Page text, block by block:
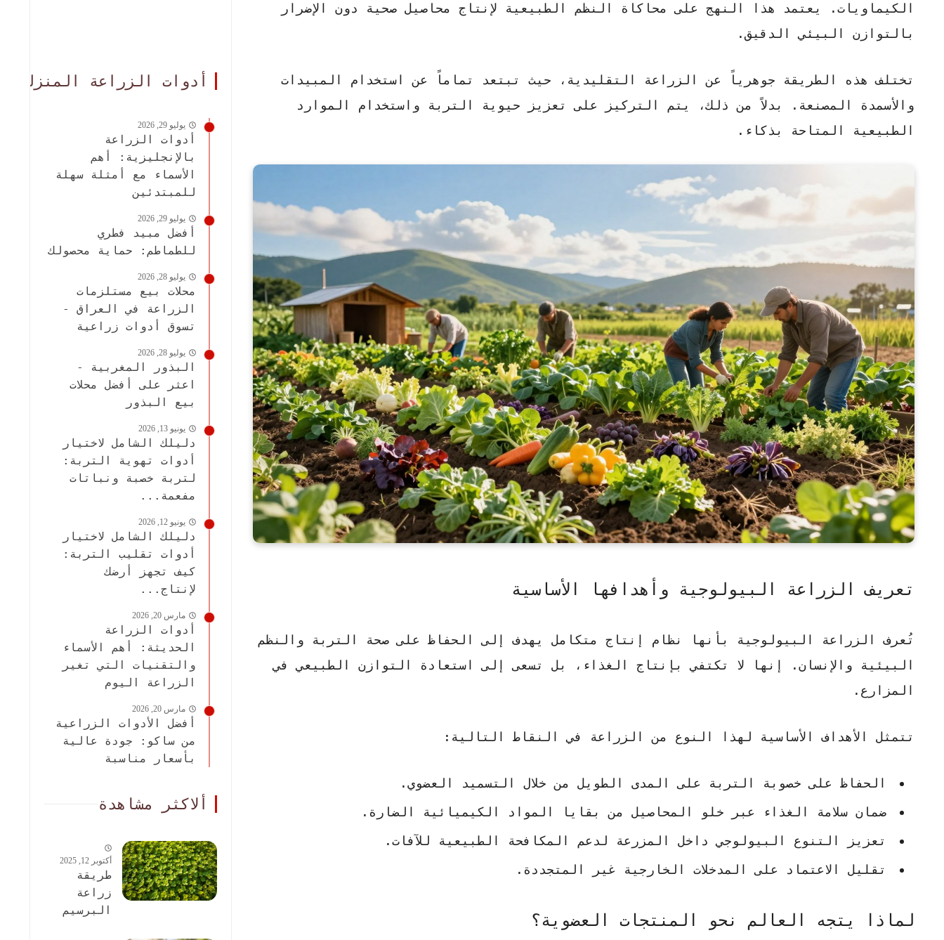
الكيماويات. يعتمد هذا النهج على محاكاة النظم الطبيعية لإنتاج محاصيل صحية دون الإضرار
بالتوازن البيئي الدقيق.
تختلف هذه الطريقة جوهرياً عن الزراعة التقليدية، حيث تبتعد تماماً عن استخدام المبيدات
والأسمدة المصنعة. بدلاً من ذلك، يتم التركيز على تعزيز حيوية التربة واستخدام الموارد
الطبيعية المتاحة بذكاء.
تعريف الزراعة البيولوجية وأهدافها الأساسية
تُعرف الزراعة البيولوجية بأنها نظام إنتاج متكامل يهدف إلى الحفاظ على صحة التربة والنظم
البيئية والإنسان. إنها لا تكتفي بإنتاج الغذاء، بل تسعى إلى استعادة التوازن الطبيعي في
المزارع.
تتمثل الأهداف الأساسية لهذا النوع من الزراعة في النقاط التالية:
الحفاظ على خصوبة التربة على المدى الطويل من خلال التسميد العضوي.
ضمان سلامة الغذاء
عبر خلو المحاصيل من بقايا المواد الكيميائية الضارة.
تعزيز التنوع البيولوجي داخل المزرعة لدعم المكافحة الطبيعية للآفات.
تقليل الاعتماد على المدخلات الخارجية غير المتجددة.
لماذا يتجه العالم نحو المنتجات العضوية؟
أدوات الزراعة المنزلية
يوليو 29, 2026
أدوات الزراعة
بالإنجليزية: أهم
الأسماء مع أمثلة سهلة
للمبتدئين
يوليو 29, 2026
أفضل مبيد فطري
للطماطم: حماية محصولك
يوليو 28, 2026
محلات بيع مستلزمات
الزراعة في العراق -
تسوق أدوات زراعية
يوليو 28, 2026
البذور المغربية -
اعثر على أفضل محلات
بيع البذور
يونيو 13, 2026
دليلك الشامل لاختيار
أدوات تهوية التربة:
لتربة خصبة ونباتات
مفعمة...
يونيو 12, 2026
دليلك الشامل لاختيار
أدوات تقليب التربة:
كيف تجهز أرضك
لإنتاج...
مارس 20, 2026
أدوات الزراعة
الحديثة: أهم الأسماء
والتقنيات التي تغير
الزراعة اليوم
مارس 20, 2026
أفضل الأدوات الزراعية
من ساكو: جودة عالية
بأسعار مناسبة
ألاكثر مشاهدة
أكتوبر 12, 2025
طريقة
زراعة
البرسيم